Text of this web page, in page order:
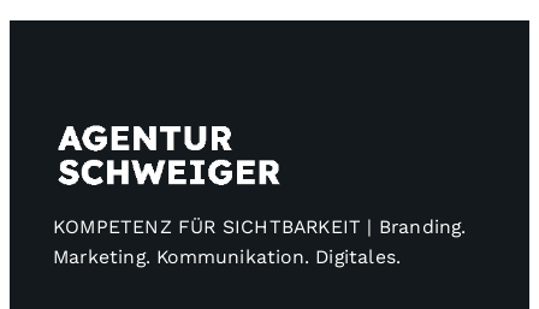
KOMPETENZ FÜR SICHTBARKEIT | Branding.
Marketing. Kommunikation. Digitales.